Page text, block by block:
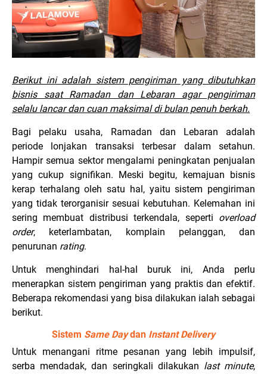
Berikut ini adalah sistem pengiriman yang dibutuhkan
bisnis saat Ramadan dan Lebaran agar pengiriman
selalu lancar dan cuan maksimal di bulan penuh berkah.
Bagi pelaku usaha, Ramadan dan Lebaran adalah
periode lonjakan transaksi terbesar dalam setahun.
Hampir semua sektor mengalami peningkatan penjualan
yang cukup signifikan. Meski begitu, kemajuan bisnis
kerap terhalang oleh satu hal, yaitu sistem pengiriman
yang tidak terorganisir sesuai kebutuhan. Kelemahan ini
sering membuat distribusi terkendala, seperti overload
order, keterlambatan, komplain pelanggan, dan
penurunan rating.
Untuk menghindari hal-hal buruk ini, Anda perlu
menerapkan sistem pengiriman yang praktis dan efektif.
Beberapa rekomendasi yang bisa dilakukan ialah sebagai
berikut.
Sistem Same Daydan Instant Delivery
Untuk menangani ritme pesanan yang lebih impulsif,
serba mendadak, dan seringkali dilakukan last minute,